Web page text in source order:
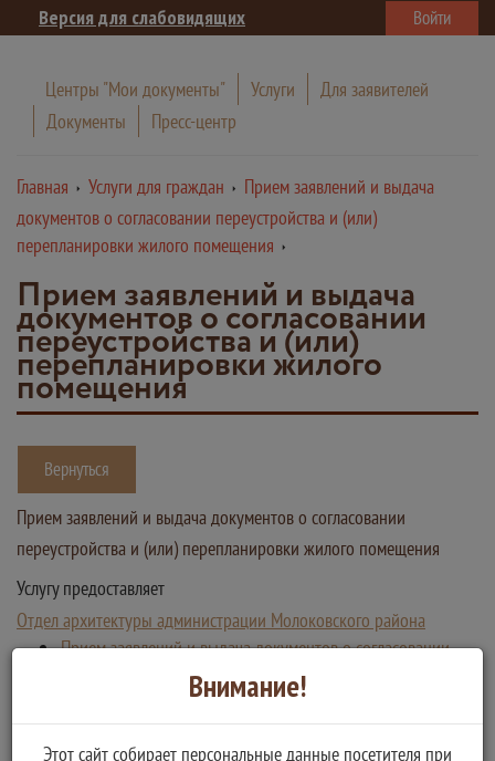
Версия для слабовидящих Войти
Центры "Мои документы" Услуги
Для заявителей
Документы
Пресс-центр
Главная Услуги для граждан
Прием заявлений и выдача
документов о согласовании переустройства и (или)
перепланировки жилого помещения
Прием заявлений и выдача
документов о согласовании
переустройства и (или)
перепланировки жилого
помещения
Вернуться
Прием заявлений и выдача документов о согласовании
переустройства и (или) перепланировки жилого помещения
Услугу предоставляет
Отдел архитектуры администрации Молоковского района
Прием заявлений и выдача документов о согласовании
переустройства и (или) перепланировки жилого
Внимание!
Этот сайт собирает персональные данные посетителя при